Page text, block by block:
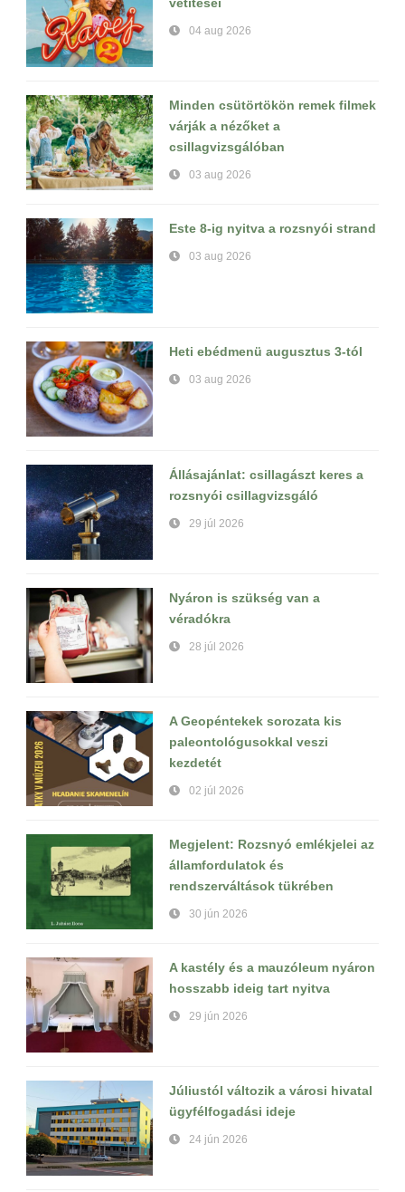
04 aug 2026
Minden csütörtökön remek filmek
várják a nézőket a
csillagvizsgálóban
03 aug 2026
Este 8-ig nyitva a rozsnyói strand
03 aug 2026
Heti ebédmenü augusztus 3-tól
03 aug 2026
Állásajánlat: csillagászt keres a
rozsnyói csillagvizsgáló
29 júl 2026
Nyáron is szükség van a
véradókra
28 júl 2026
A Geopéntekek sorozata kis
paleontológusokkal veszi
kezdetét
02 júl 2026
Megjelent: Rozsnyó emlékjelei az
államfordulatok és
rendszerváltások tükrében
30 jún 2026
A kastély és a mauzóleum nyáron
hosszabb ideig tart nyitva
29 jún 2026
Júliustól változik a városi hivatal
ügyfélfogadási ideje
24 jún 2026